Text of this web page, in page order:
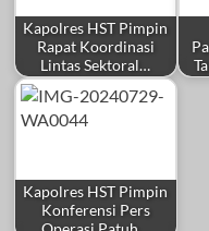
Kapolres HST Pimpin
Rapat Koordinasi
Lintas Sektoral…
Kapolres HST Pimpin
Konferensi Pers